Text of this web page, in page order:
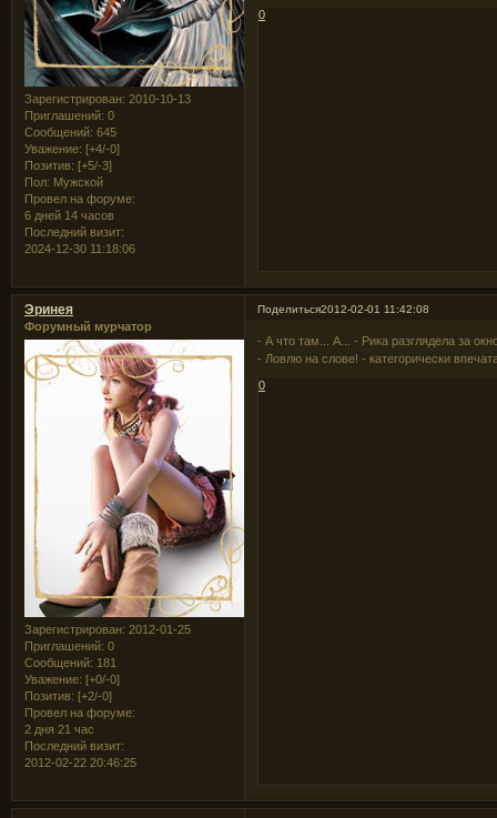
Зарегистрирован: 2010-10-13
Приглашений: 0
Сообщений: 645
Уважение: [+4/-0]
Позитив: [+5/-3]
Пол: Мужской
Провел на форуме:
6 дней 14 часов
Последний визит:
2024-12-30 11:18:06
0
Поделиться2012-02-01 11:42:08
Эринея
Форумный мурчатор
Зарегистрирован: 2012-01-25
Приглашений: 0
Сообщений: 181
Уважение: [+0/-0]
Позитив: [+2/-0]
Провел на форуме:
2 дня 21 час
Последний визит:
2012-02-22 20:46:25
- А что там... А... - Рика разглядела за
- Ловлю на слове! - категорически
0